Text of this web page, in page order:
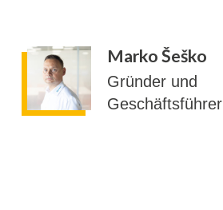
Marko Šeško
Gründer und
Geschäftsführer